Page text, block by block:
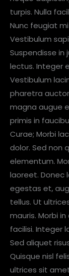
turpis. Nulla
Nunc feugiat
Vestibulum
Suspendisse in
lectus. Integer
Vestibulum
pharetra
magna augue
primis in
Curae; Morbi
dolor. Sed non
elementum.
laoreet. Donec
egestas et,
tellus. Ut
mauris. Morbi
facilisi. Integer
Sed aliquet
Quisque nisl
ultrices sit